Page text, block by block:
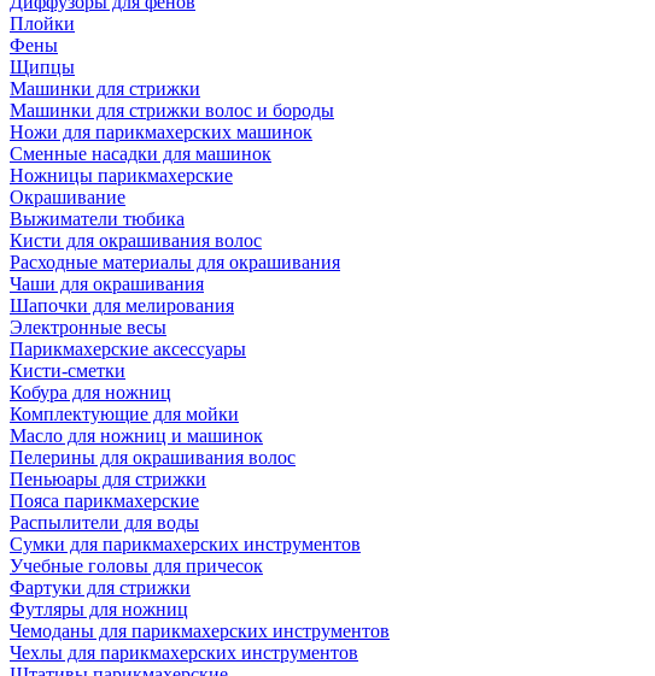
Плойки
Фены
Щипцы
Машинки для стрижки
Машинки для стрижки волос и бороды
Ножи для парикмахерских машинок
Сменные насадки для машинок
Ножницы парикмахерские
Окрашивание
Выжиматели тюбика
Кисти для окрашивания волос
Расходные материалы для окрашивания
Чаши для окрашивания
Шапочки для мелирования
Электронные весы
Парикмахерские аксессуары
Кисти-сметки
Кобура для ножниц
Комплектующие для мойки
Масло для ножниц и машинок
Пелерины для окрашивания волос
Пеньюары для стрижки
Пояса парикмахерские
Распылители для воды
Сумки для парикмахерских инструментов
Учебные головы для причесок
Фартуки для стрижки
Футляры для ножниц
Чемоданы для парикмахерских инструментов
Чехлы для парикмахерских инструментов